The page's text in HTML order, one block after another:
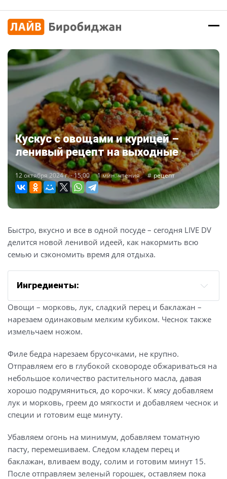
Кускус с овощами и курицей –
ленивый рецепт на выходные
12 октября 2024 г. - 15:00 1 мин. чтения рецепт
Быстро, вкусно и все в одной посуде – сегодня LIVE DV
делится новой ленивой идеей, как накормить всю
семью и сэкономить время для отдыха.
Ингредиенты:
кускус – 250 гр;
филе куриных бедер – 500 гр;
лук – 1 крупная головка;
баклажан – 1 шт;
болгарский перец – 1 шт;
чеснок – 2 зубчика;
зеленый горошек замороженный – 100 гр;
томатная паста – 3 ст. ложки;
соль – по вкусу;
паприка – 1 ч. ложка;
кумин – 1 ч. ложка;
Овощи – морковь, лук, сладкий перец и баклажан –
нарезаем одинаковым мелким кубиком. Чеснок также
измельчаем ножом.
Филе бедра нарезаем брусочками, не крупно.
Отправляем его в глубокой сковороде обжариваться на
небольшое количество растительного масла, давая
хорошо подрумяниться, до корочки. К мясу добавляем
лук и морковь, греем до мягкости и добавляем чеснок и
специи и готовим еще минуту.
Убавляем огонь на минимум, добавляем томатную
пасту, перемешиваем. Следом кладем перец и
баклажан, вливаем воду, солим и готовим минут 15.
После отправляем зеленый горошек, оставляем пока